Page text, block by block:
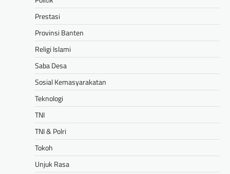
Prestasi
Provinsi Banten
Religi Islami
Saba Desa
Sosial Kemasyarakatan
Teknologi
TNI
TNI & Polri
Tokoh
Unjuk Rasa